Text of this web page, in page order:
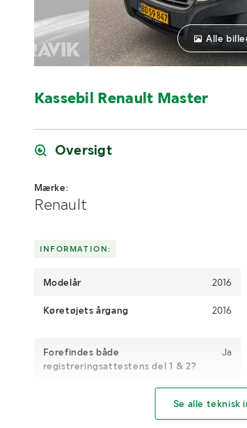
Alle
Kassebil Renault Master
Oversigt
Mærke:
Renault
INFORMATION:
Modelår 2016
Køretøjets årgang 2016
Forefindes både
registreringsattestens del 1 & 2?
Ja
44554
Se alle teknisk